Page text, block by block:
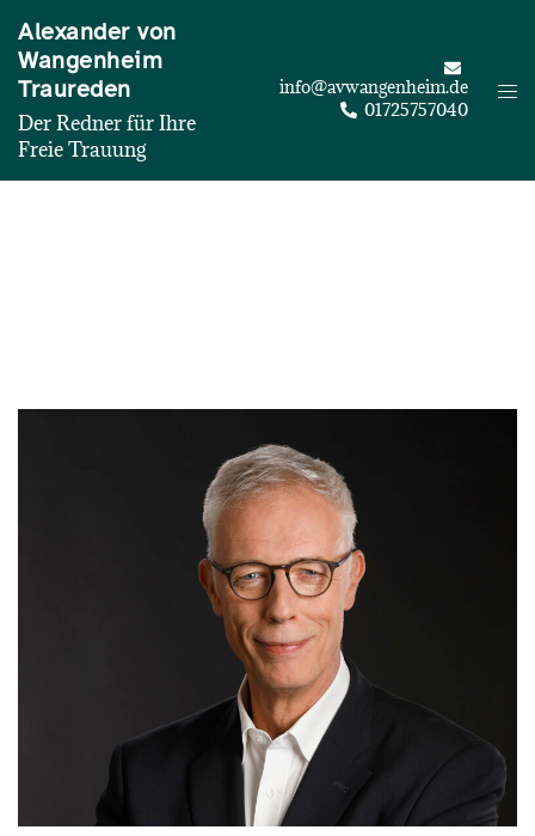
Inhalt
springen
Alexander von
Wangenheim
Traureden
Der Redner für Ihre
Freie Trauung
info@avwangenheim.de
01725757040